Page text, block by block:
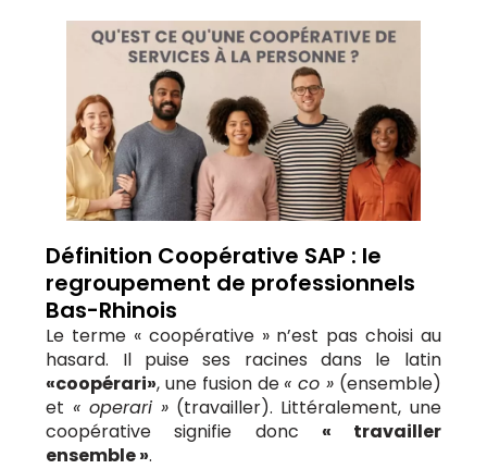
Définition Coopérative SAP : le
regroupement de professionnels
Bas-Rhinois
Le terme « coopérative » n’est pas choisi au
hasard. Il puise ses racines dans le latin
«coopérari», une fusion de « co »(ensemble)
et « operari » (travailler). Littéralement, une
coopérative signifie donc « travailler
ensemble ».